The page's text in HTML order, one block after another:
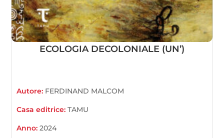
ECOLOGIA DECOLONIALE (UN’)
Autore: FERDINAND MALCOM
Casa editrice:TAMU
Anno:2024